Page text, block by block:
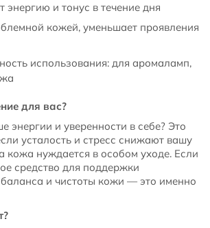
энергию и тонус в течение дня
кожей, уменьшает проявления
использования: для аромаламп,
для вас?
энергии и уверенности в себе? Это
усталость и стресс снижают вашу
кожа нуждается в особом уходе. Если
средство для поддержки
и чистоты кожи — это именно